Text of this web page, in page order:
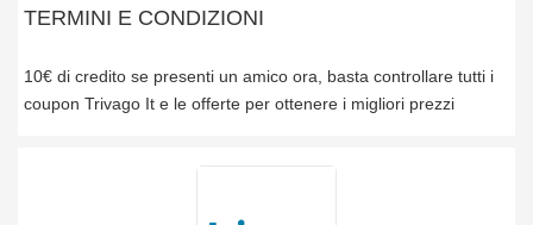
TERMINI E CONDIZIONI
10€ di credito se presenti un amico ora, basta controllare tutti i
coupon Trivago It e le offerte per ottenere i migliori prezzi